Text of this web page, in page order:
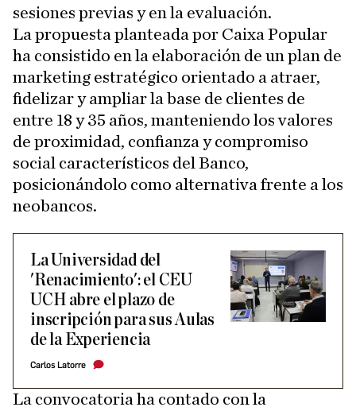
sesiones previas y en la evaluación.
La propuesta planteada por Caixa Popular
ha consistido en la elaboración de un plan de
marketing estratégico orientado a atraer,
fidelizar y ampliar la base de clientes de
entre 18 y 35 años, manteniendo los valores
de proximidad, confianza y compromiso
social característicos del Banco,
posicionándolo como alternativa frente a los
neobancos.
La Universidad del
'Renacimiento': el CEU
UCH abre el plazo de
inscripción para sus Aulas
de la Experiencia
Carlos Latorre
La convocatoria ha contado con la